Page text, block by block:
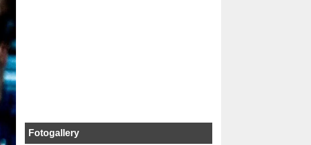
Fotogallery